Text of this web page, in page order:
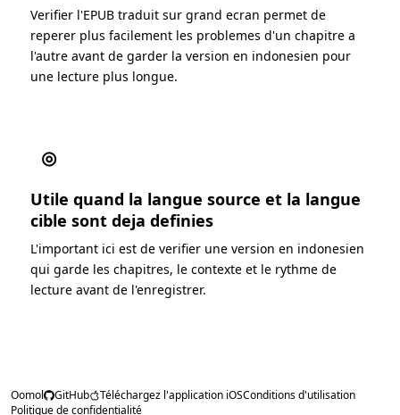
Verifier l'EPUB traduit sur grand ecran permet de
reperer plus facilement les problemes d'un chapitre a
l'autre avant de garder la version en indonesien pour
une lecture plus longue.
◎
Utile quand la langue source et la langue
cible sont deja definies
L'important ici est de verifier une version en indonesien
qui garde les chapitres, le contexte et le rythme de
lecture avant de l'enregistrer.
Oomol GitHub Téléchargez l'application iOSConditions d'utilisation
Politique de confidentialité